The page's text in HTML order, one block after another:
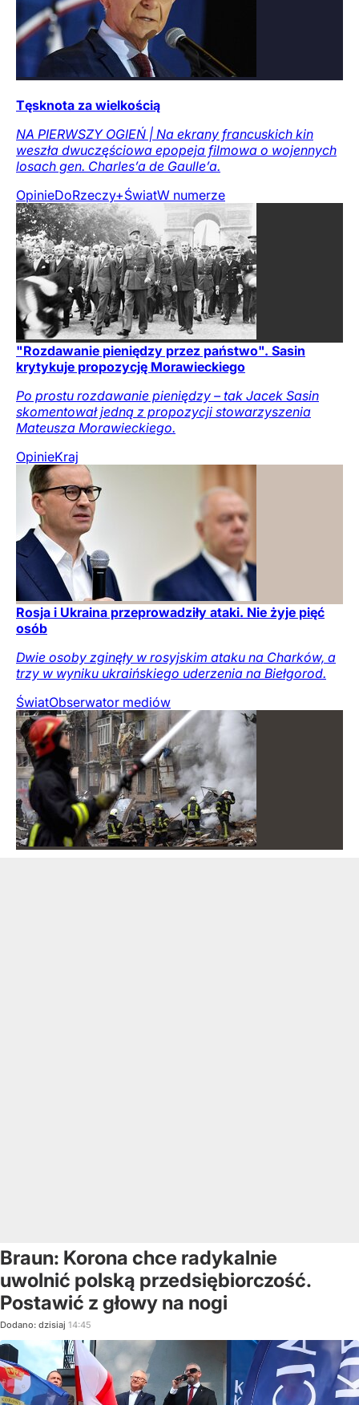
Tęsknota za wielkością
NA PIERWSZY OGIEŃ | Na ekrany francuskich kin
weszła dwuczęściowa epopeja filmowa o wojennych
losach gen. Charles’a de Gaulle’a.
OpinieDoRzeczy+ŚwiatW numerze
"Rozdawanie pieniędzy przez państwo". Sasin
krytykuje propozycję Morawieckiego
Po prostu rozdawanie pieniędzy – tak Jacek Sasin
skomentował jedną z propozycji stowarzyszenia
Mateusza Morawieckiego.
OpinieKraj
Rosja i Ukraina przeprowadziły ataki. Nie żyje pięć
osób
Dwie osoby zginęły w rosyjskim ataku na Charków, a
trzy w wyniku ukraińskiego uderzenia na Biełgorod.
ŚwiatObserwator mediów
Braun: Korona chce radykalnie
uwolnić polską przedsiębiorczość.
Postawić z głowy na nogi
Dodano: dzisiaj 14:45